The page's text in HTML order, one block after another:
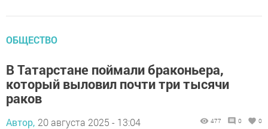
ОБЩЕСТВО
В Татарстане поймали браконьера,
который выловил почти три тысячи
раков
Автор, 20 августа 2025 - 13:04 477 0 0